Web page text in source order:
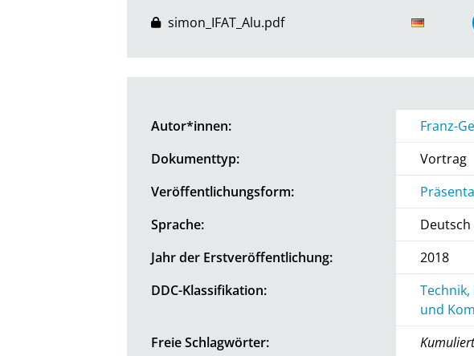
simon_IFAT_Alu.pdf
Autor*innen:
Franz-
Dokumenttyp:
Vortrag
Veröffentlichungsform:
Sprache:
Deutsch
Jahr der Erstveröffentlichung:
2018
DDC-Klassifikation:
und
Freie Schlagwörter: